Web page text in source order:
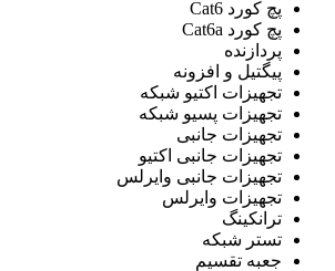
پچ کورد Cat6
پچ کورد Cat6a
پردازنده
پيگتيل و افزونه
تجهیزات اکتیو شبکه
تجهیزات پسیو شبکه
تجهیزات جانبی
تجهیزات جانبی اکتیو
تجهیزات جانبی وایرلس
تجهیزات وایرلس
ترانکینگ
تستر شبكه
جعبه تقسیم